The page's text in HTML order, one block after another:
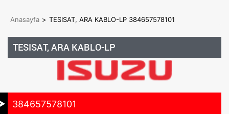
Anasayfa > TESISAT, ARA KABLO-LP 384657578101
TESISAT, ARA KABLO-LP
384657578101